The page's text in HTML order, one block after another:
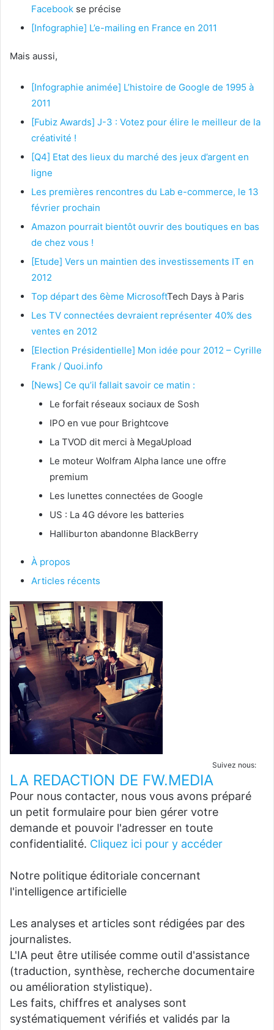
Facebook se précise
[Infographie] L’e-mailing en France en 2011
Mais aussi,
[Infographie animée] L’histoire de Google de 1995 à
2011
[Fubiz Awards] J-3 : Votez pour élire le meilleur de la
créativité !
[Q4] Etat des lieux du marché des jeux d’argent en
ligne
Les premières rencontres du Lab e-commerce, le 13
février prochain
Amazon pourrait bientôt ouvrir des boutiques en bas
de chez vous !
[Etude] Vers un maintien des investissements IT en
2012
Top départ des 6ème MicrosoftTech Days à Paris
Les TV connectées devraient représenter 40% des
ventes en 2012
[Election Présidentielle] Mon idée pour 2012 – Cyrille
Frank / Quoi.info
[News] Ce qu’il fallait savoir ce matin :
Le forfait réseaux sociaux de Sosh
IPO en vue pour Brightcove
La TVOD dit merci à MegaUpload
Le moteur Wolfram Alpha lance une offre
premium
Les lunettes connectées de Google
US : La 4G dévore les batteries
Halliburton abandonne BlackBerry
À propos
Articles récents
Suivez nous:
LA REDACTION DE FW.MEDIA
Pour nous contacter, nous vous avons préparé
un petit formulaire pour bien gérer votre
demande et pouvoir l'adresser en toute
confidentialité. Cliquez ici pour y accéder
Notre politique éditoriale concernant
l'intelligence artificielle
Les analyses et articles sont rédigées par des
journalistes.
L'IA peut être utilisée comme outil d'assistance
(traduction, synthèse, recherche documentaire
ou amélioration stylistique).
Les faits, chiffres et analyses sont
systématiquement vérifiés et validés par la